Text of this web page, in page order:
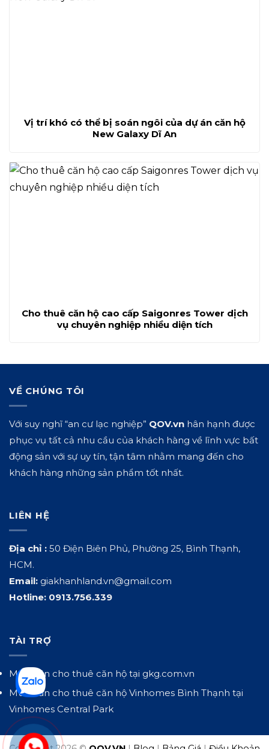
Vị trí khó có thể bị soán ngôi của dự án căn hộ
New Galaxy Dĩ An
Cho thuê căn hộ cao cấp Saigonres Tower dịch
vụ chuyên nghiệp nhiều diện tích
VỀ CHÚNG TÔI
Với suy nghĩ “an cư lạc nghiệp” QOV.vn hân hạnh được
phục vụ tất cả nhu cầu của khách hàng về lĩnh vực bất
động sản với sự uy tín, tận tâm nhằm mang đến cho
khách hàng những sản phẩm tốt nhất.
LIÊN HỆ
Địa chỉ : 50 Điện Biên Phủ, Phường 25, Bình Thạnh,
HCM.
Email: giakhanhland.vn@gmail.com
Hotline: 0913.756.339
TÀI TRỢ
Mua bán cho thuê căn hộ tại gkg.com.vn
Mua bán cho thuê căn hộ Vinhomes Bình Thạnh tại
Vinhomes Central Park